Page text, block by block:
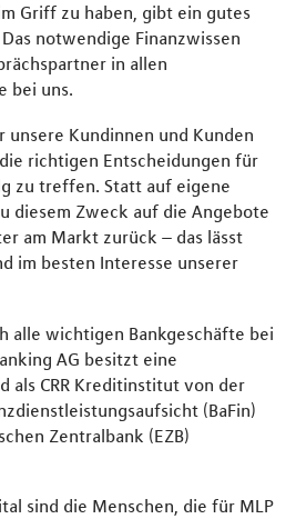
Griff zu haben, gibt ein gutes
notwendige Finanzwissen
in allen
bei uns.
Kundinnen und Kunden
richtigen Entscheidungen für
zu treffen. Statt auf eigene
diesem Zweck auf die Angebote
am Markt zurück – das lässt
im besten Interesse unserer
alle wichtigen Bankgeschäfte bei
AG besitzt eine
als CRR Kreditinstitut von der
(BaFin)
Zentralbank (EZB)
sind die Menschen, die für MLP